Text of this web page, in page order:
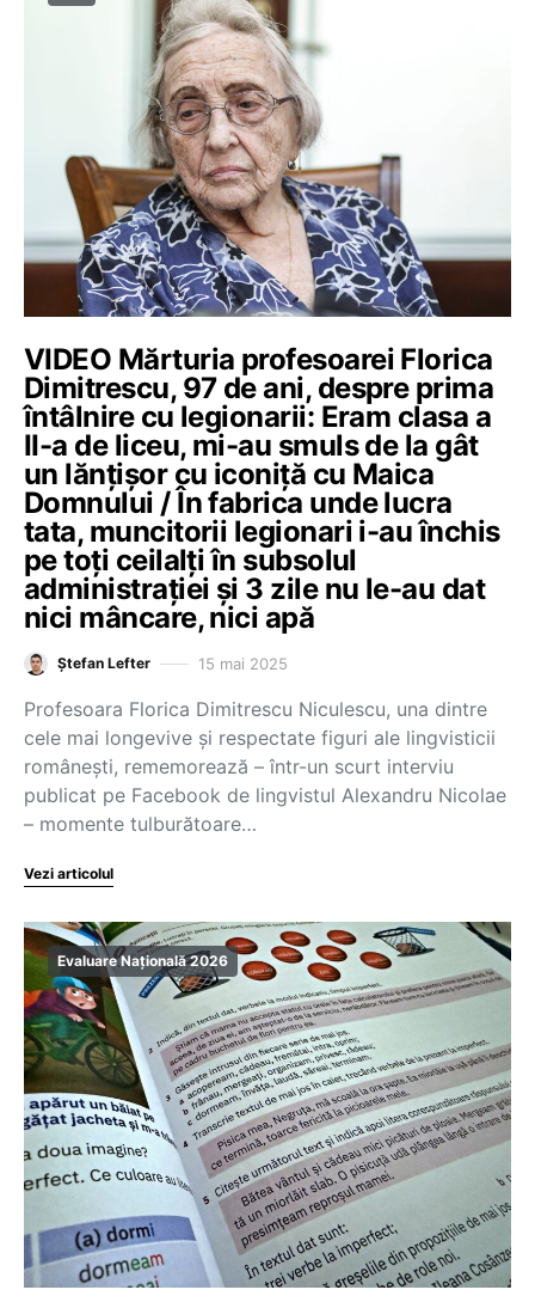
VIDEO Mărturia profesoarei Florica
Dimitrescu, 97 de ani, despre prima
întâlnire cu legionarii: Eram clasa a
II-a de liceu, mi-au smuls de la gât
un lănțișor cu iconiță cu Maica
Domnului / În fabrica unde lucra
tata, muncitorii legionari i-au închis
pe toți ceilalți în subsolul
administrației și 3 zile nu le-au dat
nici mâncare, nici apă
Ștefan Lefter 15 mai 2025
Profesoara Florica Dimitrescu Niculescu, una dintre
cele mai longevive și respectate figuri ale lingvisticii
românești, rememorează – într-un scurt interviu
publicat pe Facebook de lingvistul Alexandru Nicolae
– momente tulburătoare…
Vezi articolul
Evaluare Națională 2026